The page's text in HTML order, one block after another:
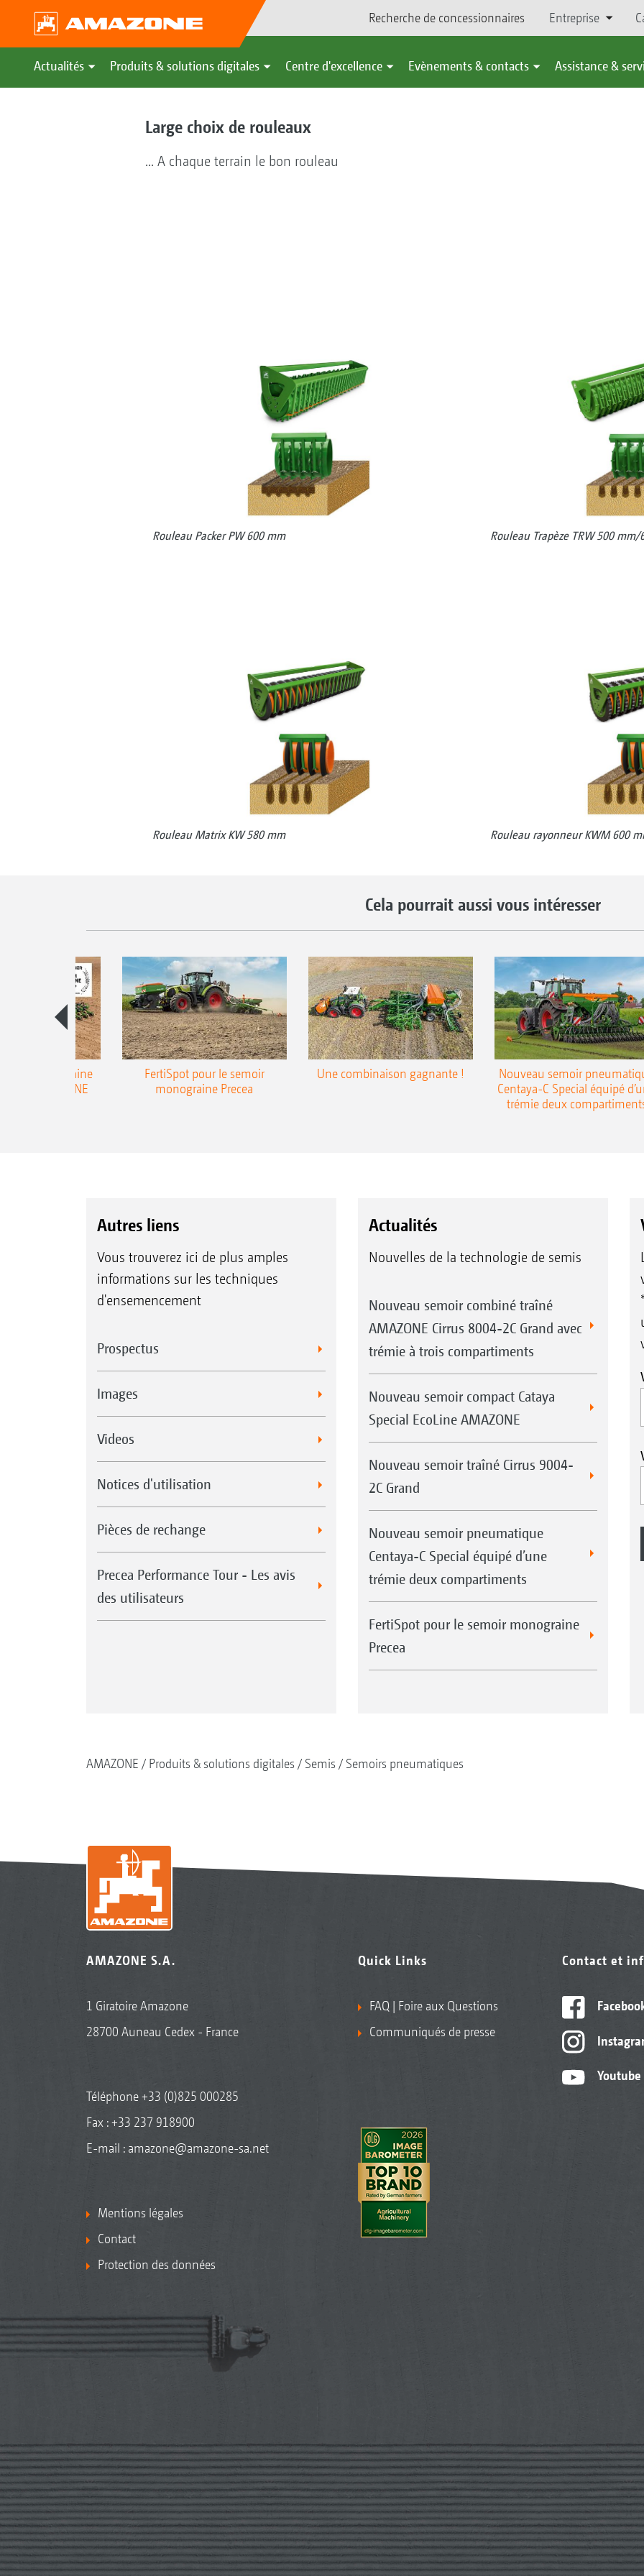
Recherche de concessionnaires Entreprise
Actualités Produits & solutions digitales Centre d'excellence Evènements & contacts Assistance &
Large choix de rouleaux
... A chaque terrain le bon rouleau
Rouleau Packer PW 600 mm Rouleau Trapèze TRW 500 mm/
Rouleau Matrix KW 580 mm Rouleau rayonneur KWM 600
Cela pourrait aussi vous intéresser
monograine
TCC AMAZONE
FertiSpot pour le semoir
monograine Precea
Une combinaison gagnante !
Nouveau semoir
Centaya-C Special équipé
trémie deux
Autres liens
Vous trouverez ici de plus amples
informations sur les techniques
d'ensemencement
Prospectus
Images
Videos
Notices d'utilisation
Pièces de rechange
Precea Performance Tour - Les avis
des utilisateurs
Actualités
Nouvelles de la technologie de semis
Nouveau semoir combiné traîné
AMAZONE Cirrus 8004-2C Grand avec
trémie à trois compartiments
Nouveau semoir compact Cataya
Special EcoLine AMAZONE
Nouveau semoir traîné Cirrus 9004-
2C Grand
Nouveau semoir pneumatique
Centaya-C Special équipé d’une
trémie deux compartiments
FertiSpot pour le semoir monograine
Precea
AMAZONE Produits & solutions digitales Semis Semoirs pneumatiques
AMAZONE S.A.
1 Giratoire Amazone
28700 Auneau Cedex - France
Téléphone+33 (0)825 000285
Fax : +33 237 918900
E-mail : amazone@amazone-sa.net
Mentions légales
Contact
Protection des données
Quick Links
FAQ | Foire aux Questions
Communiqués de presse
Contact et
Youtube